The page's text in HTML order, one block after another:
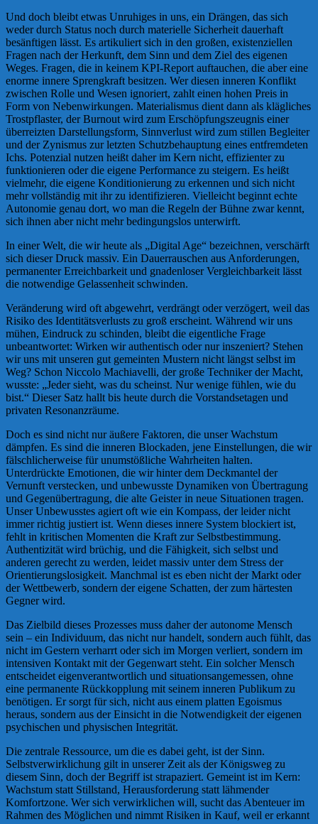
Und doch bleibt etwas Unruhiges in uns, ein Drängen, das sich
weder durch Status noch durch materielle Sicherheit dauerhaft
besänftigen lässt. Es artikuliert sich in den großen, existenziellen
Fragen nach der Herkunft, dem Sinn und dem Ziel des eigenen
Weges. Fragen, die in keinem KPI-Report auftauchen, die aber eine
enorme innere Sprengkraft besitzen. Wer diesen inneren Konflikt
zwischen Rolle und Wesen ignoriert, zahlt einen hohen Preis in
Form von Nebenwirkungen. Materialismus dient dann als klägliches
Trostpflaster, der Burnout wird zum Erschöpfungszeugnis einer
überreizten Darstellungsform, Sinnverlust wird zum stillen Begleiter
und der Zynismus zur letzten Schutzbehauptung eines entfremdeten
Ichs. Potenzial nutzen heißt daher im Kern nicht, effizienter zu
funktionieren oder die eigene Performance zu steigern. Es heißt
vielmehr, die eigene Konditionierung zu erkennen und sich nicht
mehr vollständig mit ihr zu identifizieren. Vielleicht beginnt echte
Autonomie genau dort, wo man die Regeln der Bühne zwar kennt,
sich ihnen aber nicht mehr bedingungslos unterwirft.
In einer Welt, die wir heute als „Digital Age“ bezeichnen, verschärft
sich dieser Druck massiv. Ein Dauerrauschen aus Anforderungen,
permanenter Erreichbarkeit und gnadenloser Vergleichbarkeit lässt
die notwendige Gelassenheit schwinden.
Veränderung wird oft abgewehrt, verdrängt oder verzögert, weil das
Risiko des Identitätsverlusts zu groß erscheint. Während wir uns
mühen, Eindruck zu schinden, bleibt die eigentliche Frage
unbeantwortet: Wirken wir authentisch oder nur inszeniert? Stehen
wir uns mit unseren gut gemeinten Mustern nicht längst selbst im
Weg? Schon Niccolo Machiavelli, der große Techniker der Macht,
wusste: „Jeder sieht, was du scheinst. Nur wenige fühlen, wie du
bist.“ Dieser Satz hallt bis heute durch die Vorstandsetagen und
privaten Resonanzräume.
Doch es sind nicht nur äußere Faktoren, die unser Wachstum
dämpfen. Es sind die inneren Blockaden, jene Einstellungen, die wir
fälschlicherweise für unumstößliche Wahrheiten halten.
Unterdrückte Emotionen, die wir hinter dem Deckmantel der
Vernunft verstecken, und unbewusste Dynamiken von Übertragung
und Gegenübertragung, die alte Geister in neue Situationen tragen.
Unser Unbewusstes agiert oft wie ein Kompass, der leider nicht
immer richtig justiert ist. Wenn dieses innere System blockiert ist,
fehlt in kritischen Momenten die Kraft zur Selbstbestimmung.
Authentizität wird brüchig, und die Fähigkeit, sich selbst und
anderen gerecht zu werden, leidet massiv unter dem Stress der
Orientierungslosigkeit. Manchmal ist es eben nicht der Markt oder
der Wettbewerb, sondern der eigene Schatten, der zum härtesten
Gegner wird.
Das Zielbild dieses Prozesses muss daher der autonome Mensch
sein – ein Individuum, das nicht nur handelt, sondern auch fühlt, das
nicht im Gestern verharrt oder sich im Morgen verliert, sondern im
intensiven Kontakt mit der Gegenwart steht. Ein solcher Mensch
entscheidet eigenverantwortlich und situationsangemessen, ohne
eine permanente Rückkopplung mit seinem inneren Publikum zu
benötigen. Er sorgt für sich, nicht aus einem platten Egoismus
heraus, sondern aus der Einsicht in die Notwendigkeit der eigenen
psychischen und physischen Integrität.
Die zentrale Ressource, um die es dabei geht, ist der Sinn.
Selbstverwirklichung gilt in unserer Zeit als der Königsweg zu
diesem Sinn, doch der Begriff ist strapaziert. Gemeint ist im Kern:
Wachstum statt Stillstand, Herausforderung statt lähmender
Komfortzone. Wer sich verwirklichen will, sucht das Abenteuer im
Rahmen des Möglichen und nimmt Risiken in Kauf, weil er erkannt